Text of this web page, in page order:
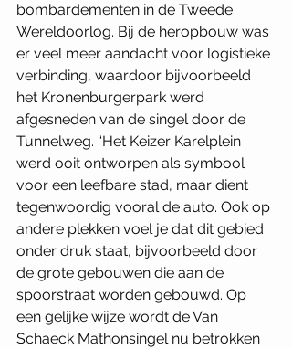
bombardementen in de Tweede
Wereldoorlog. Bij de heropbouw was
er veel meer aandacht voor logistieke
verbinding, waardoor bijvoorbeeld
het Kronenburgerpark werd
afgesneden van de singel door de
Tunnelweg. “Het Keizer Karelplein
werd ooit ontworpen als symbool
voor een leefbare stad, maar dient
tegenwoordig vooral de auto. Ook op
andere plekken voel je dat dit gebied
onder druk staat, bijvoorbeeld door
de grote gebouwen die aan de
spoorstraat worden gebouwd. Op
een gelijke wijze wordt de Van
Schaeck Mathonsingel nu betrokken